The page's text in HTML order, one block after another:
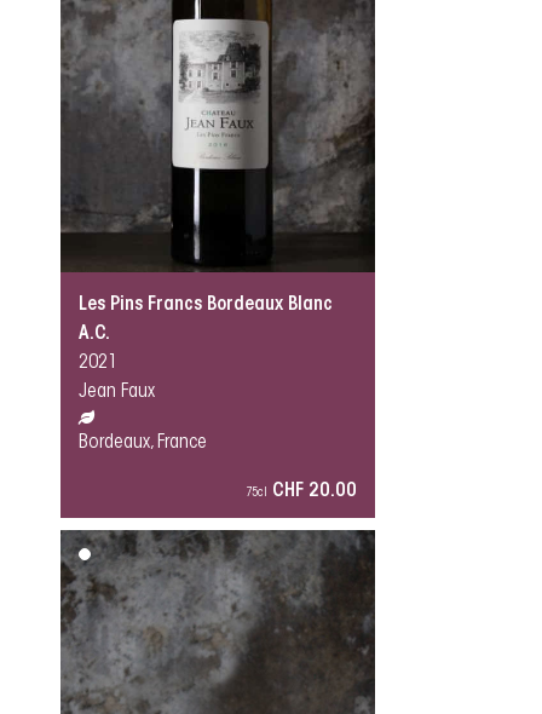
Les Pins Francs Bordeaux Blanc
A.C.
2021
Jean Faux
Bordeaux, France
75cl CHF 20.00